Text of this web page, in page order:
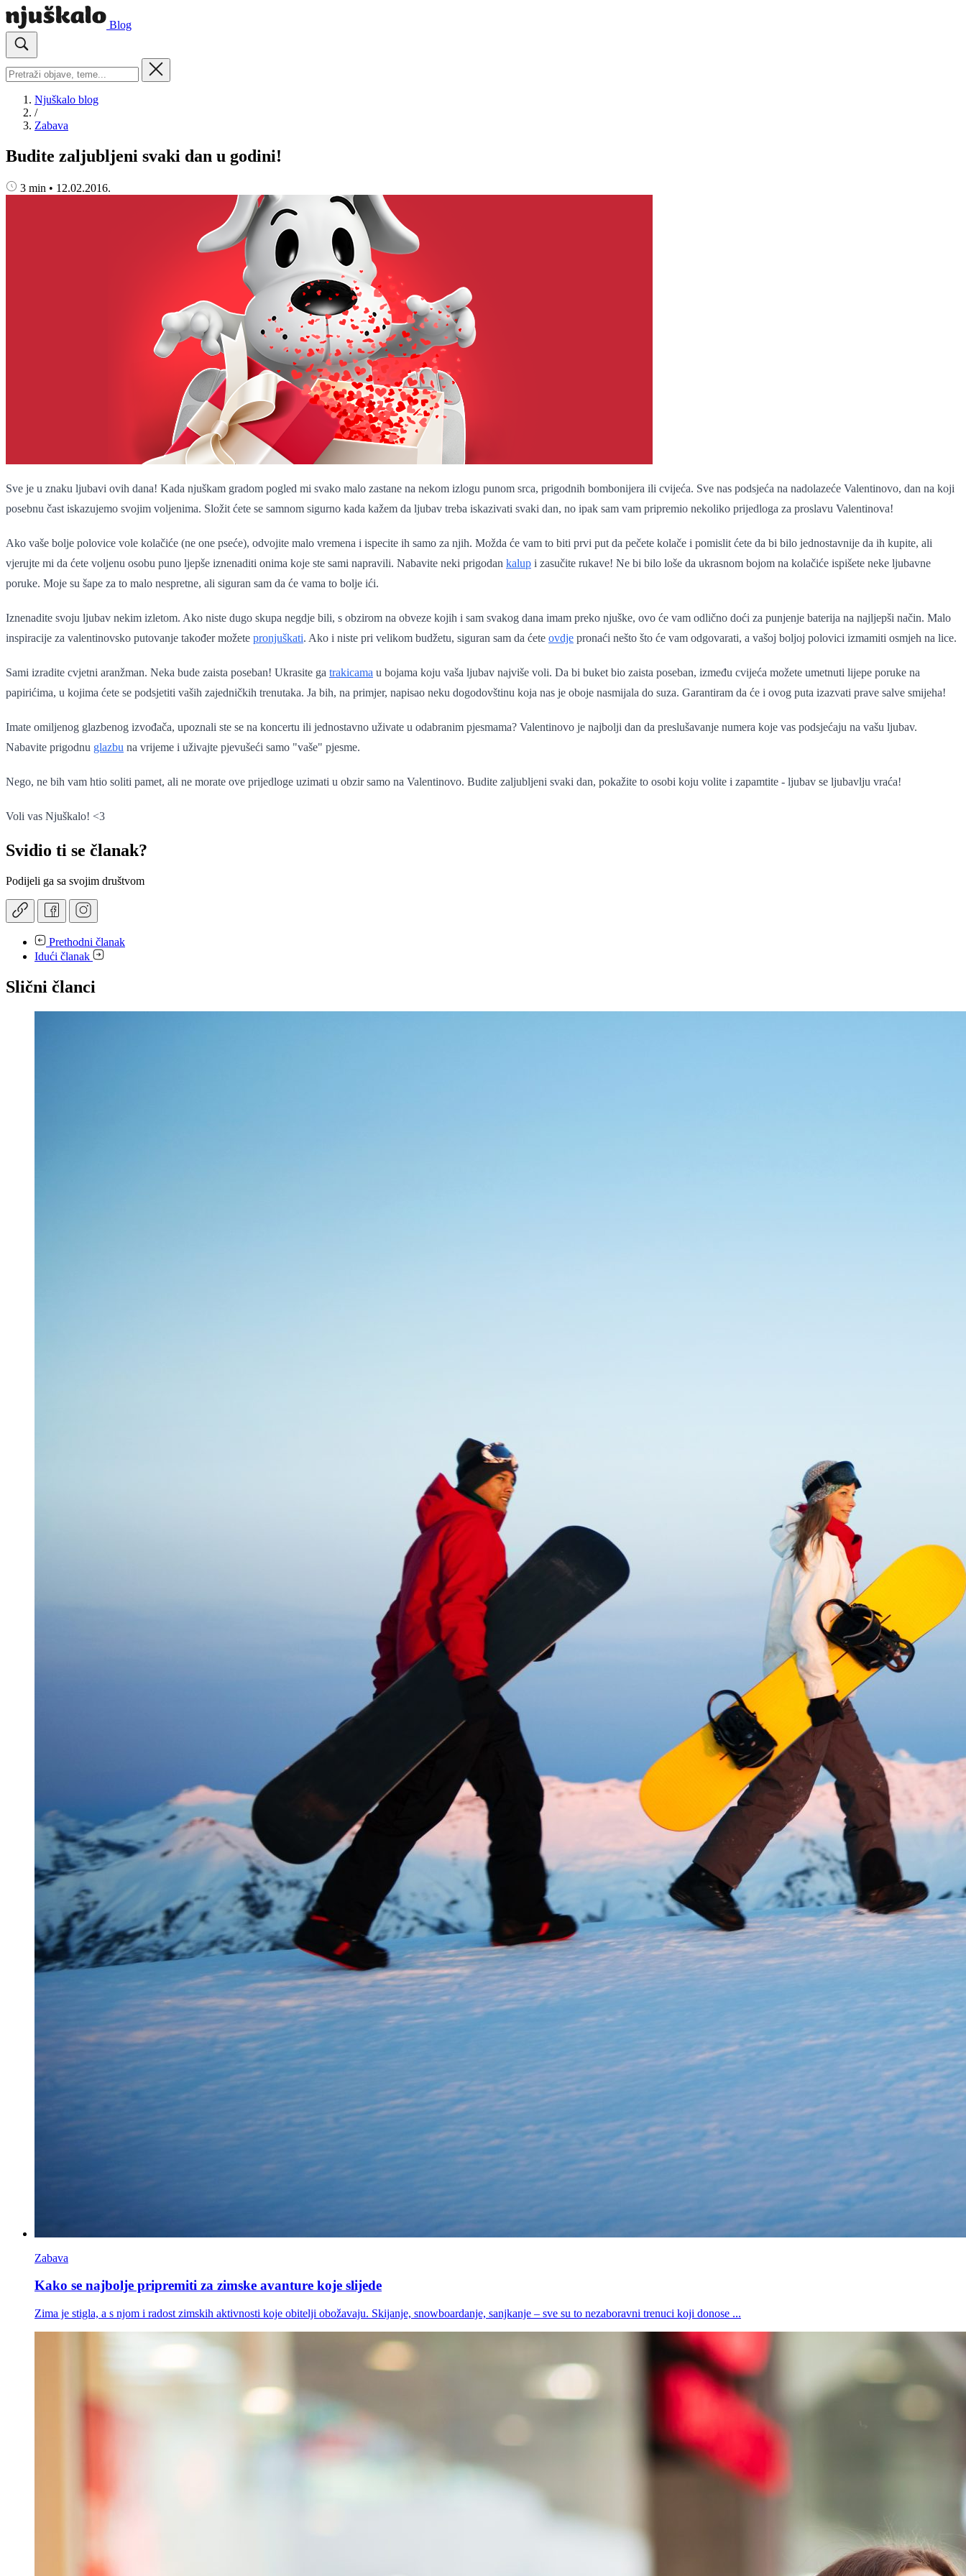
Blog
Njuškalo blog
/
Zabava
Budite zaljubljeni svaki dan u godini!
3 min • 12.02.2016.
Sve je u znaku ljubavi ovih dana! Kada njuškam gradom pogled mi svako malo zastane na nekom izlogu punom srca, prigodnih bombonijera ili cvijeća. Sve nas podsjeća na nadolazeće Valentinovo, dan na koji
posebnu čast iskazujemo svojim voljenima. Složit ćete se samnom sigurno kada kažem da ljubav treba iskazivati svaki dan, no ipak sam vam pripremio nekoliko prijedloga za proslavu Valentinova!
Ako vaše bolje polovice vole kolačiće (ne one pseće), odvojite malo vremena i ispecite ih samo za njih. Možda će vam to biti prvi put da pečete kolače i pomislit ćete da bi bilo jednostavnije da ih kupite, ali
vjerujte mi da ćete voljenu osobu puno ljepše iznenaditi onima koje ste sami napravili. Nabavite neki prigodan kalup i zasučite rukave! Ne bi bilo loše da ukrasnom bojom na kolačiće ispišete neke ljubavne
poruke. Moje su šape za to malo nespretne, ali siguran sam da će vama to bolje ići.
Iznenadite svoju ljubav nekim izletom. Ako niste dugo skupa negdje bili, s obzirom na obveze kojih i sam svakog dana imam preko njuške, ovo će vam odlično doći za punjenje baterija na najljepši način. Malo
inspiracije za valentinovsko putovanje također možete pronjuškati. Ako i niste pri velikom budžetu, siguran sam da ćete ovdje pronaći nešto što će vam odgovarati, a vašoj boljoj polovici izmamiti osmjeh na lice.
Sami izradite cvjetni aranžman. Neka bude zaista poseban! Ukrasite ga trakicama u bojama koju vaša ljubav najviše voli. Da bi buket bio zaista poseban, između cvijeća možete umetnuti lijepe poruke na
papirićima, u kojima ćete se podsjetiti vaših zajedničkih trenutaka. Ja bih, na primjer, napisao neku dogodovštinu koja nas je oboje nasmijala do suza. Garantiram da će i ovog puta izazvati prave salve smijeha!
Imate omiljenog glazbenog izvođača, upoznali ste se na koncertu ili jednostavno uživate u odabranim pjesmama? Valentinovo je najbolji dan da preslušavanje numera koje vas podsjećaju na vašu ljubav.
Nabavite prigodnu glazbu na vrijeme i uživajte pjevušeći samo "vaše" pjesme.
Nego, ne bih vam htio soliti pamet, ali ne morate ove prijedloge uzimati u obzir samo na Valentinovo. Budite zaljubljeni svaki dan, pokažite to osobi koju volite i zapamtite - ljubav se ljubavlju vraća!
Voli vas Njuškalo! <3
Svidio ti se članak?
Podijeli ga sa svojim društvom
Prethodni članak
Idući članak
Slični članci
Zabava
Kako se najbolje pripremiti za zimske avanture koje slijede
Zima je stigla, a s njom i radost zimskih aktivnosti koje obitelji obožavaju. Skijanje, snowboardanje, sanjkanje – sve su to nezaboravni trenuci koji donose ...